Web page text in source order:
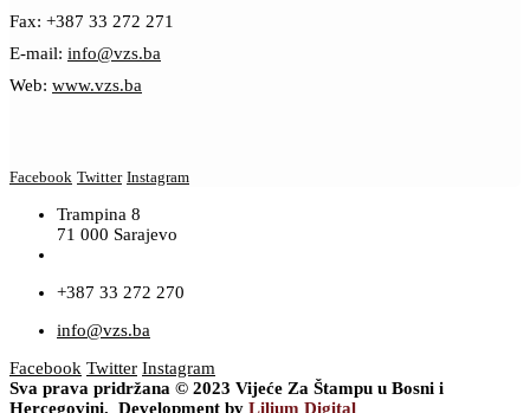
Fax: +387 33 272 271
E-mail: info@vzs.ba
Web: www.vzs.ba
Facebook Twitter Instagram
Trampina 8
71 000 Sarajevo
+387 33 272 270
info@vzs.ba
Facebook Twitter Instagram
Sva prava pridržana © 2023 Vijeće Za Štampu u Bosni i
Hercegovini. Development by Lilium Digital